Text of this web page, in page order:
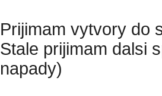
Prijimam vytvory do
Stale prijimam dalsi
napady)